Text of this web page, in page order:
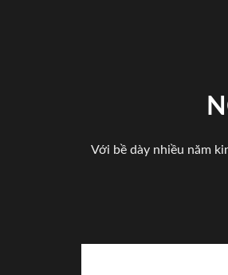
Với bề dày nhiều năm